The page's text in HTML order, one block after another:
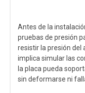
Antes de la
pruebas de presión
resistir la presión del
implica simular las
la placa pueda
sin deformarse ni